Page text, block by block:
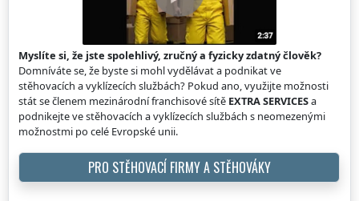
Myslíte si, že jste spolehlivý, zručný a fyzicky zdatný člověk?
Domníváte se, že byste si mohl vydělávat a podnikat ve
stěhovacích a vyklízecích službách? Pokud ano, využijte možnosti
stát se členem mezinárodní franchisové sítě EXTRA SERVICESa
podnikejte ve stěhovacích a vyklízecích službách s neomezenými
možnostmi po celé Evropské unii.
PRO STĚHOVACÍ FIRMY A STĚHOVÁKY